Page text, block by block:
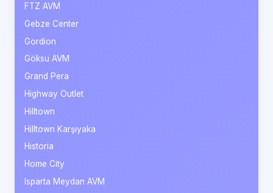
FTZ AVM
Gebze Center
Gordion
Göksu AVM
Grand Pera
Highway Outlet
Hilltown
Hilltown Karşıyaka
Historia
Home City
Isparta Meydan AVM